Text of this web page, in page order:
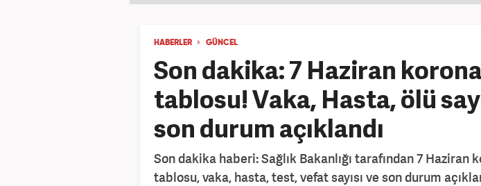
HABERLER GÜNCEL
Son dakika: 7 Haziran
tablosu! Vaka, Hasta, ölü
son durum açıklandı
Son dakika haberi: Sağlık Bakanlığı tarafından 7 Haziran
tablosu, vaka, hasta, test, vefat sayısı ve son durum